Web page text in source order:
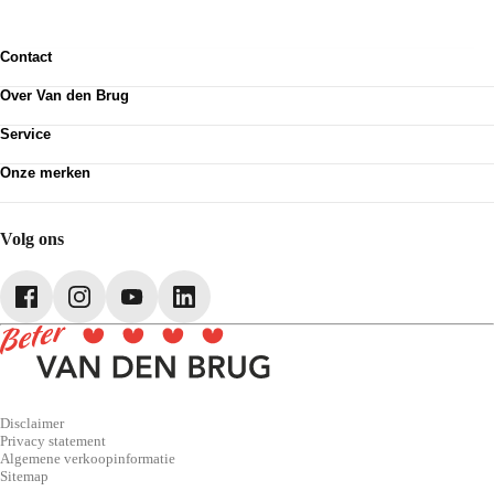
Contact
Vestigingen
Van den Brug account
Over Van den Brug
Over Van den Brug
Partnerships
Service
Pechhulp
Onze merken
SEAT
Volkswagen Bedrijfswagens
Volg ons
Disclaimer
Privacy statement
Algemene verkoopinformatie
Sitemap